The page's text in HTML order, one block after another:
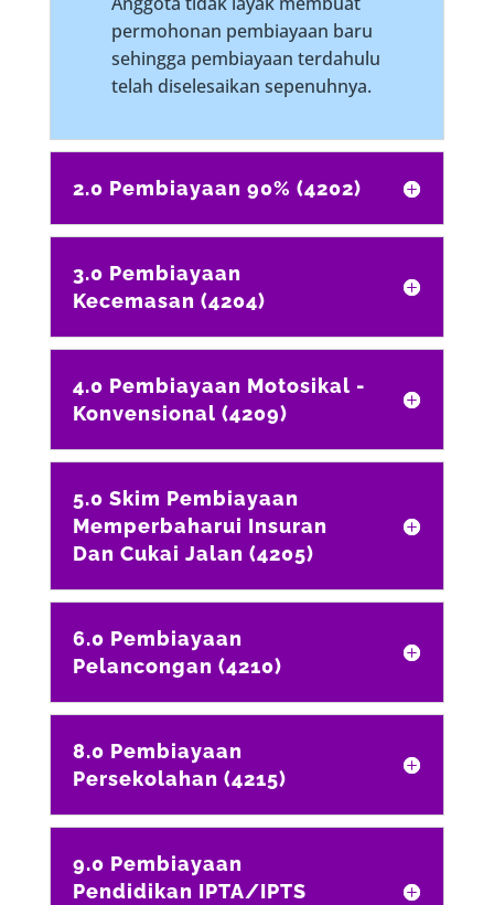
permohonan pembiayaan baru
sehingga pembiayaan terdahulu
telah diselesaikan sepenuhnya.
2.0 Pembiayaan 90% (4202)
3.0 Pembiayaan
Kecemasan (4204)
4.0 Pembiayaan Motosikal -
Konvensional (4209)
5.0 Skim Pembiayaan
Memperbaharui Insuran
Dan Cukai Jalan (4205)
6.0 Pembiayaan
Pelancongan (4210)
8.0 Pembiayaan
Persekolahan (4215)
9.0 Pembiayaan
Pendidikan IPTA/IPTS